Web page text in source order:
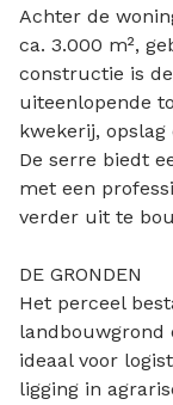
Achter de
ca. 3.000 m²,
constructie is
uiteenlopende
kwekerij,
De serre biedt
met een
verder uit te
DE GRONDEN
Het perceel
landbouwgrond
ideaal voor
ligging in